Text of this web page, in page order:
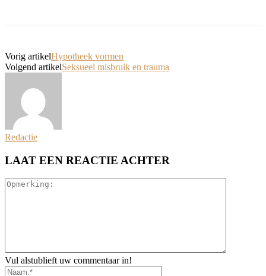
Vorig artikelHypotheek vormen
Volgend artikelSeksueel misbruik en trauma
Redactie
LAAT EEN REACTIE ACHTER
Vul alstublieft uw commentaar in!